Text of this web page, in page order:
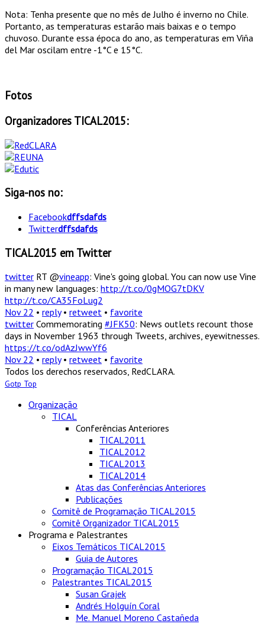
Nota: Tenha presente que no mês de Julho é inverno no Chile.
Portanto, as temperaturas estarão mais baixas e o tempo
chuvoso. Durante essa época do ano, as temperaturas em Viña
del Mar oscilam entre -1°C e 15°C.
Fotos
Organizadores TICAL2015:
Siga-nos no:
Facebookdffsdafds
Twitterdffsdafds
TICAL2015 em Twitter
twitter RT @vineapp: Vine's going global. You can now use Vine
in many new languages: http://t.co/0gMOG7tDKV
http://t.co/CA35FoLug2
Nov 22 • reply• retweet • favorite
twitter Commemorating #JFK50: News outlets recount those
days in November 1963 through Tweets, archives, eyewitnesses.
https://t.co/odAzJwwYf6
Nov 22 • reply• retweet • favorite
Todos los derechos reservados, RedCLARA.
Gotp Top
Organização
TICAL
Conferências Anteriores
TICAL2011
TICAL2012
TICAL2013
TICAL2014
Atas das Conferências Anteriores
Publicações
Comitê de Programação TICAL2015
Comitê Organizador TICAL2015
Programa e Palestrantes
Eixos Temáticos TICAL2015
Guia de Autores
Programação TICAL2015
Palestrantes TICAL2015
Susan Grajek
Andrés Holguín Coral
Me. Manuel Moreno Castañeda